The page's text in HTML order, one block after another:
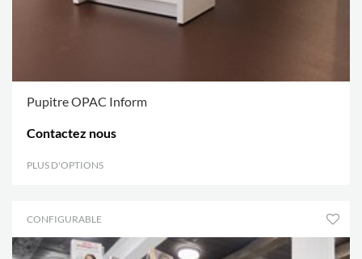
Pupitre OPAC Inform
Contactez nous
PLUS D'OPTIONS
CONFIGURABLE